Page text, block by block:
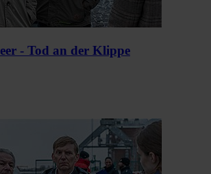
- Tod an der Klippe